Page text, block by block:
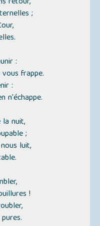
;
:
frappe.
:
n'échappe.
nuit,
;
luit,
!